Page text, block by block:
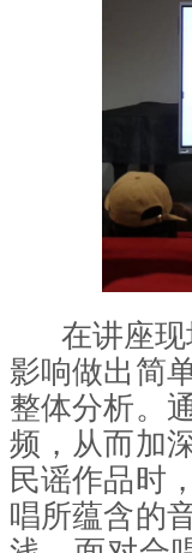
在讲座现
影响做出简
整体分析。
频，从而加
民谣作品时
唱所蕴含的